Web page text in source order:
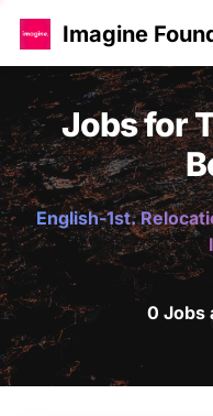
Imagine
Jobs for
English-1st.
0 Jobs